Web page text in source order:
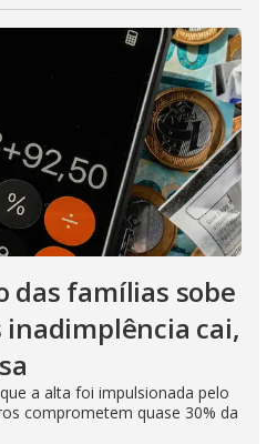
das famílias sobe
inadimplência cai,
a alta foi impulsionada pelo
comprometem quase 30% da